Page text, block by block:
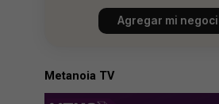
una propuesta gastronómica
carácter y fres...Agregar mi
Metanoia TV